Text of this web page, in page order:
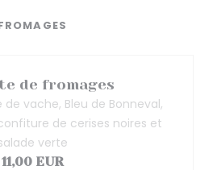
de fromages
vache, Bleu de Bonneval,
de cerises noires et
verte
11,00 EUR